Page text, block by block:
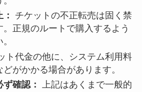
チケットの不正転売は固く禁
。正規のルートで購入するよう
ト代金の他に、システム利用料
がかかる場合があります。
確認：
上記はあくまで一般的